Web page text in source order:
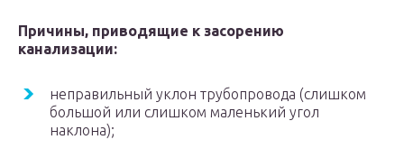
Причины, приводящие к засорению
канализации:
неправильный уклон трубопровода (слишком
большой или слишком маленький угол
наклона);